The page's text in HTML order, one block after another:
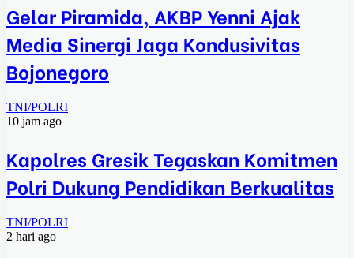
Gelar Piramida, AKBP Yenni Ajak
Media Sinergi Jaga Kondusivitas
Bojonegoro
TNI/POLRI
10 jam ago
Kapolres Gresik Tegaskan Komitmen
Polri Dukung Pendidikan Berkualitas
TNI/POLRI
2 hari ago